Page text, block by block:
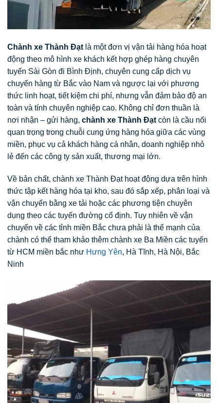
Chành xe Thành Đạt là một đơn vị vận tải hàng hóa hoạt
động theo mô hình xe khách kết hợp ghép hàng chuyên
tuyến Sài Gòn đi Bình Định, chuyên cung cấp dịch vụ
chuyển hàng từ Bắc vào Nam và ngược lại với phương
thức linh hoạt, tiết kiệm chi phí, nhưng vẫn đảm bảo độ an
toàn và tính chuyên nghiệp cao. Không chỉ đơn thuần là
nơi nhận – gửi hàng, chành xe Thành Đạt còn là cầu nối
quan trọng trong chuỗi cung ứng hàng hóa giữa các vùng
miền, phục vụ cả khách hàng cá nhân, doanh nghiệp nhỏ
lẻ đến các công ty sản xuất, thương mại lớn.
Về bản chất, chành xe Thành Đạt hoạt động dựa trên hình
thức tập kết hàng hóa tại kho, sau đó sắp xếp, phân loại và
vận chuyển bằng xe tải hoặc các phương tiện chuyên
dụng theo các tuyến đường cố định. Tuy nhiên về vận
chuyển về các tỉnh miền Bắc chưa phải là thế mạnh của
chành có thể tham khảo thêm chành xe Ba Miền các tuyến
từ HCM miền bắc như Hưng Yên, Hà Tĩnh, Hà Nội, Bắc
Ninh